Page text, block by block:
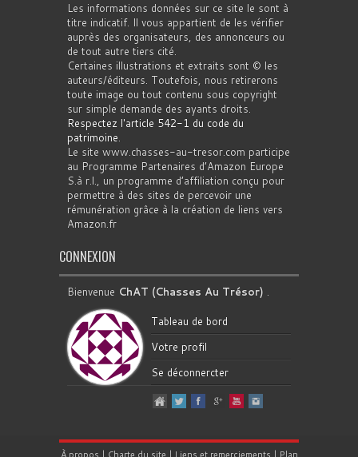
Les informations données sur ce site le sont à
titre indicatif. Il vous appartient de les vérifier
auprès des organisateurs, des annonceurs ou
de tout autre tiers cité.
Certaines illustrations et extraits sont © les
auteurs/éditeurs. Toutefois, nous retirerons
toute image ou tout contenu sous copyright
sur simple demande des ayants droits.
Respectez l'article 542-1 du code du
patrimoine.
Le site www.chasses-au-tresor.com participe
au Programme Partenaires d’Amazon Europe
S.à r.l., un programme d’affiliation conçu pour
permettre à des sites de percevoir une
rémunération grâce à la création de liens vers
Amazon.fr
CONNEXION
Bienvenue ChAT (Chasses Au Trésor) .
Tableau de bord
Votre profil
Se déconnercter